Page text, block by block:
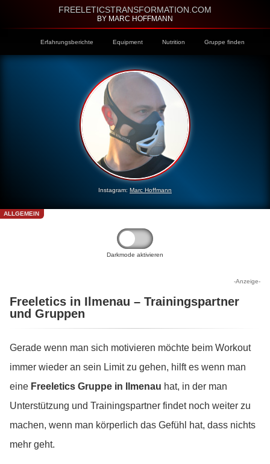
FREELETICSTRANSFORMATION.COM
BY MARC HOFFMANN
Erfahrungsberichte Equipment Nutrition Gruppe finden
Instagram: Marc Hoffmann
ALLGEMEIN
Darkmode aktivieren
-Anzeige-
Freeletics in Ilmenau – Trainingspartner
und Gruppen
Gerade wenn man sich motivieren möchte beim Workout
immer wieder an sein Limit zu gehen, hilft es wenn man
eine Freeletics Gruppe in Ilmenau hat, in der man
Unterstützung und Trainingspartner findet noch weiter zu
machen, wenn man körperlich das Gefühl hat, dass nichts
mehr geht.